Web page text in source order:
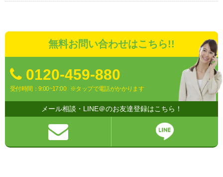
無料お問い合わせはこちら!!
0120-459-880
受付時間：9:00~17:00 ※タップで電話がかかります
メール相談・LINE＠のお友達登録はこちら！